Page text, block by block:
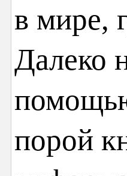
в мире,
Далеко
порой